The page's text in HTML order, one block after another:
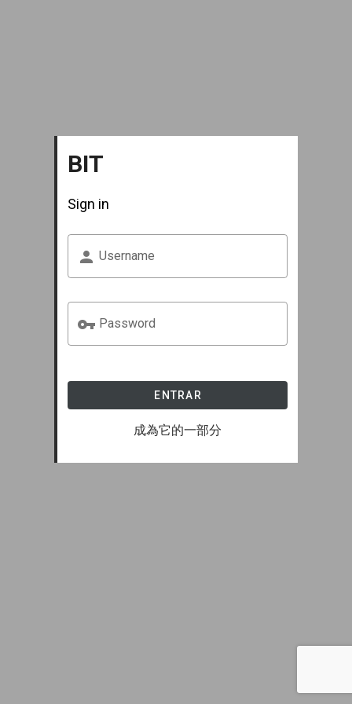
BIT
Sign in
Username
Password
ENTRAR
成為它的一部分